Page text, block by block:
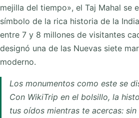
mejilla del tiempo», el Taj Mahal se
símbolo de la rica historia de la
entre 7 y 8 millones de visitantes
designó una de las Nuevas siete
moderno.
Los monumentos como este se
Con WikiTrip en el bolsillo, la
tus oídos mientras te acercas: